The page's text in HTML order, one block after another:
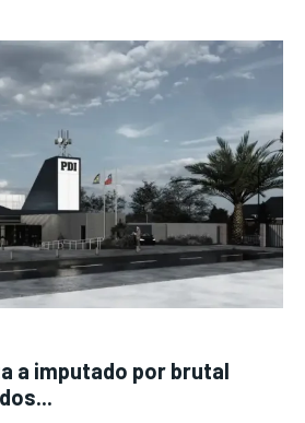
a imputado por brutal